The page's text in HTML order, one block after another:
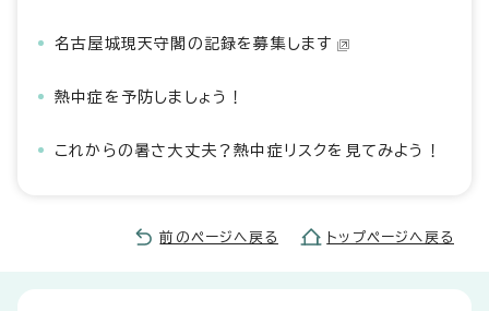
名古屋城現天守閣の記録を募集します
熱中症を予防しましょう！
これからの暑さ大丈夫？熱中症リスクを見てみよう！
前のページへ戻る トップページへ戻る